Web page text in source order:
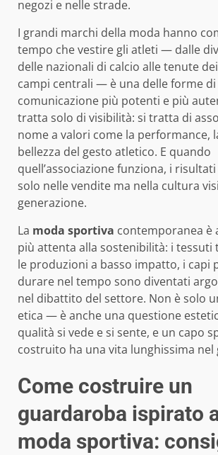
negozi e nelle strade.
I grandi marchi della moda hanno
tempo che vestire gli atleti — dalle
delle nazionali di calcio alle tenute
campi centrali — è una delle forme di
comunicazione più potenti e più
tratta solo di visibilità: si tratta di
nome a valori come la performance,
bellezza del gesto atletico. E quando
quell’associazione funziona, i
solo nelle vendite ma nella cultura
generazione.
La moda sportiva contemporanea è
più attenta alla sostenibilità: i tessuti
le produzioni a basso impatto, i capi
durare nel tempo sono diventati
nel dibattito del settore. Non è solo
etica — è anche una questione
qualità si vede e si sente, e un capo
costruito ha una vita lunghissima nel
Come costruire un
guardaroba ispirato
moda sportiva: